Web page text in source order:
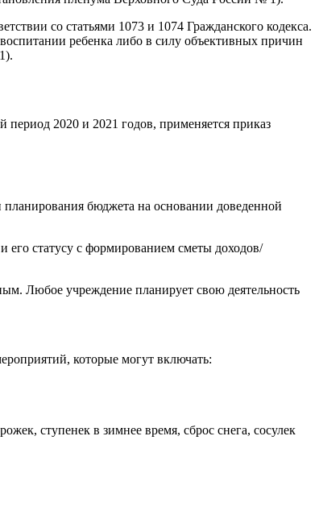
со статьями 1073 и 1074 Гражданского кодекса.
ребенка либо в силу объективных причин
2020 и 2021 годов, применяется приказ
бюджета на основании доведенной
статусу с формированием сметы доходов/
Любое учреждение планирует свою деятельность
которые могут включать:
ступенек в зимнее время, сброс снега, сосулек